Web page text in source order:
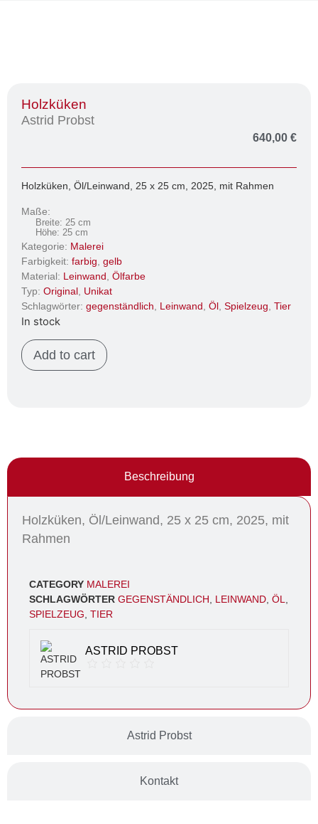
Holzküken
Astrid Probst
640,00 €
Holzküken, Öl/Leinwand, 25 x 25 cm, 2025, mit Rahmen
Maße:
Breite: 25 cm
Höhe: 25 cm
Kategorie: Malerei
Farbigkeit: farbig gelb
Material: Leinwand Ölfarbe
Typ: Original Unikat
Schlagwörter: gegenständlich Leinwand Öl Spielzeug Tier
In stock
Add to cart
Beschreibung
Astrid Probst
Kontakt
Holzküken, Öl/Leinwand, 25 x 25 cm, 2025, mit
Rahmen
CATEGORY MALEREI
SCHLAGWÖRTER GEGENSTÄNDLICH LEINWAND ÖL
SPIELZEUG TIER
ASTRID PROBST